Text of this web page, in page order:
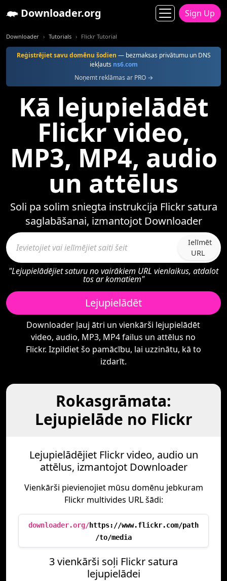
Downloader.org Sign Up
Downloader Tutorials Flickr Tutorial
Reģistrējiet savu domēnu šodien — bezmaksas privātumu un DNS
iekļauts ns6.com
Noņemt reklāmas ar PRO →
Kā lejupielādēt
Flickr video,
MP3, MP4, audio
un attēlus
Soli pa solim sniegta instrukcija Flickr satura
saglabāšanai, izmantojot Downloader
Ielīmēt
URL
"Lejupielādējiet saturu no vairākiem URL vienlaikus, atdalot
tos ar komatiem"
Lejupielādēt
Downloader ļauj ātri un vienkārši lejupielādēt
video, audio, MP3, MP4 failus un attēlus no
Flickr. Izpildiet šo pamācību, lai uzzinātu, kā to
izdarīt.
Rokasgrāmata:
Lejupielāde no Flickr
Lejupielādējiet Flickr video, audio un
attēlus, izmantojot Downloader
Vienkārši pievienojiet mūsu domēnu jebkuram
Flickr multivides URL šādi:
downloader.org/https://www.flickr.com/path
/to/media
3 vienkārši soļi Flickr satura
lejupielādei